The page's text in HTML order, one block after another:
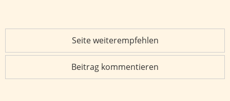
Seite weiterempfehlen
Beitrag kommentieren